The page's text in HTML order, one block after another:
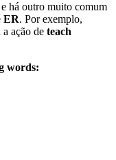
há outro muito comum
ER. Por exemplo,
a ação de teach
words: